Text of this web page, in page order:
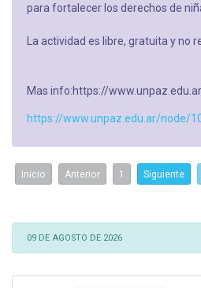
para fortalecer los derechos de
La actividad es libre, gratuita y no
Mas info:https://
https://www.unpaz.edu.ar/node/
Inicio Anterior 1 Siguiente
09 DE AGOSTO DE 2026